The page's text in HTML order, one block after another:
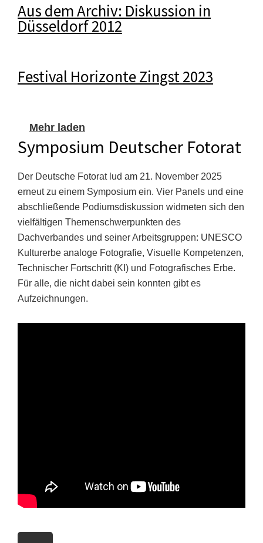
Aus dem Archiv: Diskussion in
Düsseldorf 2012
Festival Horizonte Zingst 2023
Mehr laden
Symposium Deutscher Fotorat
Der Deutsche Fotorat lud am 21. November 2025
erneut zu einem Symposium ein. Vier Panels und eine
abschließende Podiumsdiskussion widmeten sich den
vielfältigen Themenschwerpunkten des
Dachverbandes und seiner Arbeitsgruppen: UNESCO
Kulturerbe analoge Fotografie, Visuelle Kompetenzen,
Technischer Fortschritt (KI) und Fotografisches Erbe.
Für alle, die nicht dabei sein konnten gibt es
Aufzeichnungen.